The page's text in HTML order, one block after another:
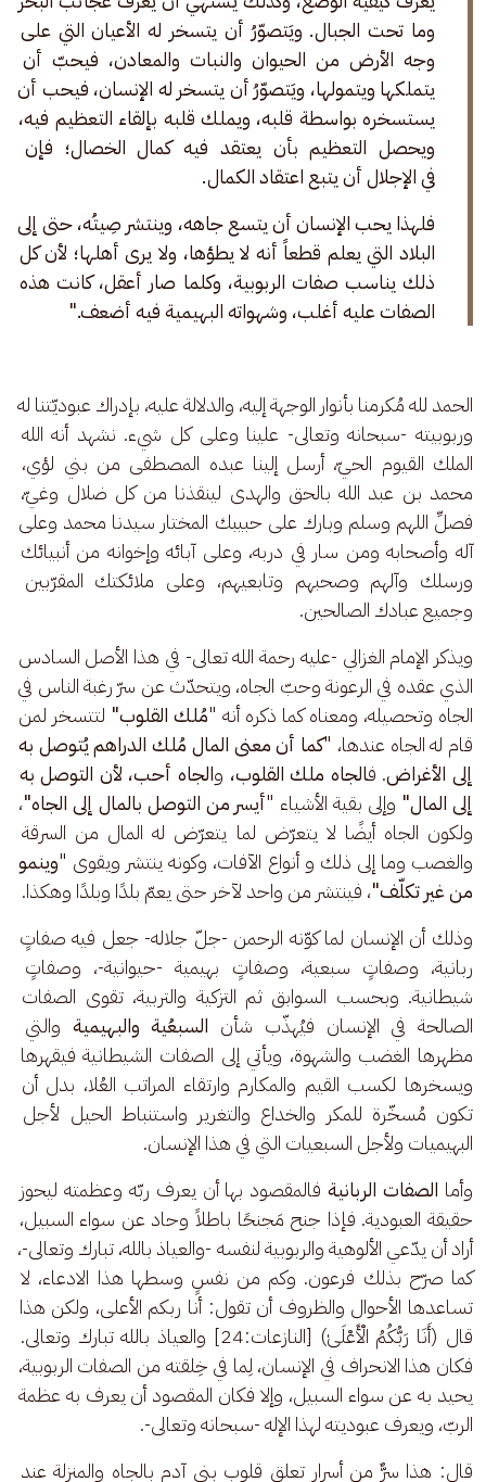
وما تحت الجبال. ويَتصوّرُ أن يتسخر له الأعيان التي على
وجه الأرض من الحيوان والنبات والمعادن، فيحبّ أن
يتملكها ويتمولها، ويَتصوّرُ أن يتسخر له الإنسان، فيحب أن
يستسخره بواسطة قلبه، ويملك قلبه بإلقاء التعظيم فيه،
ويحصل التعظيم بأن يعتقد فيه كمال الخصال؛ فإن
في الإجلال أن يتبع اعتقاد الكمال.
فلهذا يحب الإنسان أن يتسع جاهه، وينتشر صِيتُه، حتى إلى
البلاد التي يعلم قطعاً أنه لا يطؤها، ولا يرى أهلها؛ لأن كل
ذلك يناسب صفات الربوبية، وكلما صار أعقل، كانت هذه
الصفات عليه أغلب، وشهواته البهيمية فيه أضعف."
الحمد لله مُكرمنا بأنوار الوجهة إليه، والدلالة عليه، بإدراك عبوديّتنا له
وربوبيته -سبحانه وتعالى- علينا وعلى كل شيء. نشهد أنه الله
الملك القيوم الحيّ، أرسل إلينا عبده المصطفى من بني لؤي،
محمد بن عبد الله بالحق والهدى لينقذنا من كل ضلال وغيّ،
فصلِّ اللهم وسلم وبارك على حبيبك المختار سيدنا محمد وعلى
آله وأصحابه ومن سار في دربه، وعلى آبائه وإخوانه من أنبيائك
ورسلك وآلهم وصحبهم وتابعيهم، وعلى ملائكتك المقرّبين
وجميع عبادك الصالحين.
ويذكر الإمام الغزالي -عليه رحمة الله تعالى- في هذا الأصل السادس
الذي عقده في الرعونة وحبّ الجاه، ويتحدّث عن سرّ رغبة الناس في
الجاه وتحصيله، ومعناه كما ذكره أنه "مُلك القلوب" لتتسخر لمن
قام له الجاه عندها، "كما أن معنى المال مُلك الدراهم يُتوصل به
إلى الأغراض. فالجاه ملك القلوب، والجاه أحب، لأن التوصل به
إلى المال" وإلى بقية الأشياء "أيسر من التوصل بالمال إلى الجاه"،
ولكون الجاه أيضًا لا يتعرّض لما يتعرّض له المال من السرقة
والغصب وما إلى ذلك و أنواع الآفات، وكونه ينتشر ويقوى "وينمو
من غير تكلّف"، فينتشر من واحد لآخر حتى يعمّ بلدًا وبلدًا وهكذا.
وذلك أن الإنسان لما كوّنه الرحمن -جلّ جلاله- جعل فيه صفاتٍ
ربانية، وصفاتٍ سبعية، وصفاتٍ بهيمية -حيوانية-، وصفاتٍ
شيطانية. وبحسب السوابق ثم التزكية والتربية، تقوى الصفات
الصالحة في الإنسان فيُهذّب شأن السبعُية والبهيمية والتي
مظهرها الغضب والشهوة، ويأتي إلى الصفات الشيطانية فيقهرها
ويسخرها لكسب القيم والمكارم وارتقاء المراتب العُلا، بدل أن
تكون مُسخّرة للمكر والخداع والتغرير واستنباط الحيل لأجل
البهيميات ولأجل السبعيات التي في هذا الإنسان.
وأما الصفات الربانية فالمقصود بها أن يعرف ربّه وعظمته ليحوز
حقيقة العبودية. فإذا جنح مَجنحًا باطلاً وحاد عن سواء السبيل،
أراد أن يدّعي الألوهية والربوبية لنفسه -والعياذ بالله، تبارك وتعالى-،
كما صرّح بذلك فرعون. وكم من نفسٍ وسطها هذا الادعاء، لا
تساعدها الأحوال والظروف أن تقول: أنا ربكم الأعلى، ولكن هذا
قال (أَنَا رَبُّكُمُ الْأَعْلَىٰ) [النازعات:24] والعياذ بالله تبارك وتعالى.
فكان هذا الانحراف في الإنسان، لِما في خِلقته من الصفات الربوبية،
يحيد به عن سواء السبيل، وإلا فكان المقصود أن يعرف به عظمة
الربّ، ويعرف عبوديته لهذا الإله -سبحانه وتعالى-.
قال: هذا سرٌّ من أسرار تعلق قلوب بني آدم بالجاه والمنزلة عند